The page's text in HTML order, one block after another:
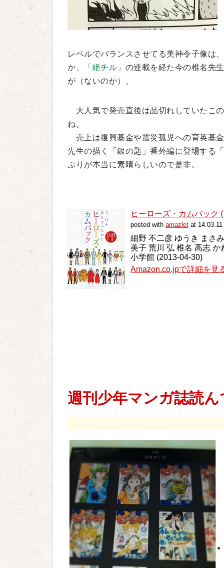
レベルでバランスさせてる美神令子像は
か、「 絶チル 」の連載を経た今の椎名先
が（ないのか）。
大人気で発売直後は品切れしていたこ
ね。
売上は復興基金や震災孤児への育英基
先生の描く「銀の匙」番外編に登場する「
ぷりが本当に素晴らしいので是非。
ヒーローズ・カムバック
posted with amazlet at 14.03.11
細野 不二彦 ゆうき まさ
美子 荒川 弘 椎名 高志 か
小学館 (2013-04-30)
Amazon.co.jpで詳細を見
週刊少年マンガ誌読